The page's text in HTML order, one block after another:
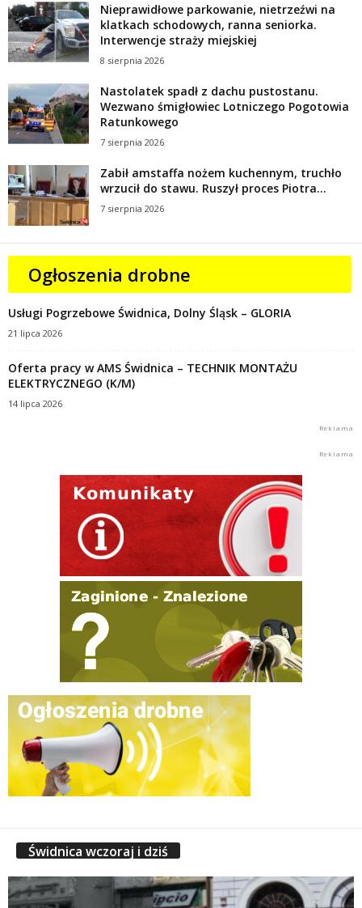
Nieprawidłowe parkowanie, nietrzeźwi na
klatkach schodowych, ranna seniorka.
Interwencje straży miejskiej
8 sierpnia 2026
Nastolatek spadł z dachu pustostanu.
Wezwano śmigłowiec Lotniczego Pogotowia
Ratunkowego
7 sierpnia 2026
Zabił amstaffa nożem kuchennym, truchło
wrzucił do stawu. Ruszył proces Piotra...
7 sierpnia 2026
Ogłoszenia drobne
Usługi Pogrzebowe Świdnica, Dolny Śląsk – GLORIA
21 lipca 2026
Oferta pracy w AMS Świdnica – TECHNIK MONTAŻU
ELEKTRYCZNEGO (K/M)
14 lipca 2026
Świdnica wczoraj i dziś